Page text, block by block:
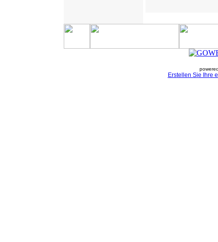
Erstellen Sie Ihre